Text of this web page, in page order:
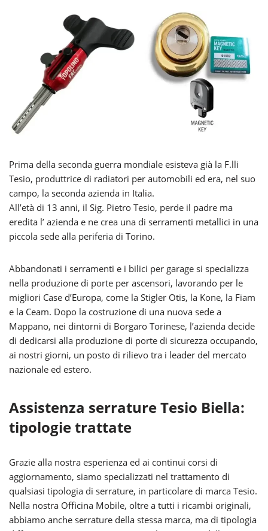
Prima della seconda guerra mondiale esisteva già la F.lli
Tesio, produttrice di radiatori per automobili ed era, nel suo
campo, la seconda azienda in Italia.
All’età di 13 anni, il Sig. Pietro Tesio, perde il padre ma
eredita l’ azienda e ne crea una di serramenti metallici in una
piccola sede alla periferia di Torino.
Abbandonati i serramenti e i bilici per garage si specializza
nella produzione di porte per ascensori, lavorando per le
migliori Case d’Europa, come la Stigler Otis, la Kone, la Fiam
e la Ceam. Dopo la costruzione di una nuova sede a
Mappano, nei dintorni di Borgaro Torinese, l’azienda decide
di dedicarsi alla produzione di porte di sicurezza occupando,
ai nostri giorni, un posto di rilievo tra i leader del mercato
nazionale ed estero.
Assistenza serrature Tesio Biella:
tipologie trattate
Grazie alla nostra esperienza ed ai continui corsi di
aggiornamento, siamo specializzati nel trattamento di
qualsiasi tipologia di serrature, in particolare di marca Tesio.
Nella nostra Officina Mobile, oltre a tutti i ricambi originali,
abbiamo anche serrature della stessa marca, ma di tipologia